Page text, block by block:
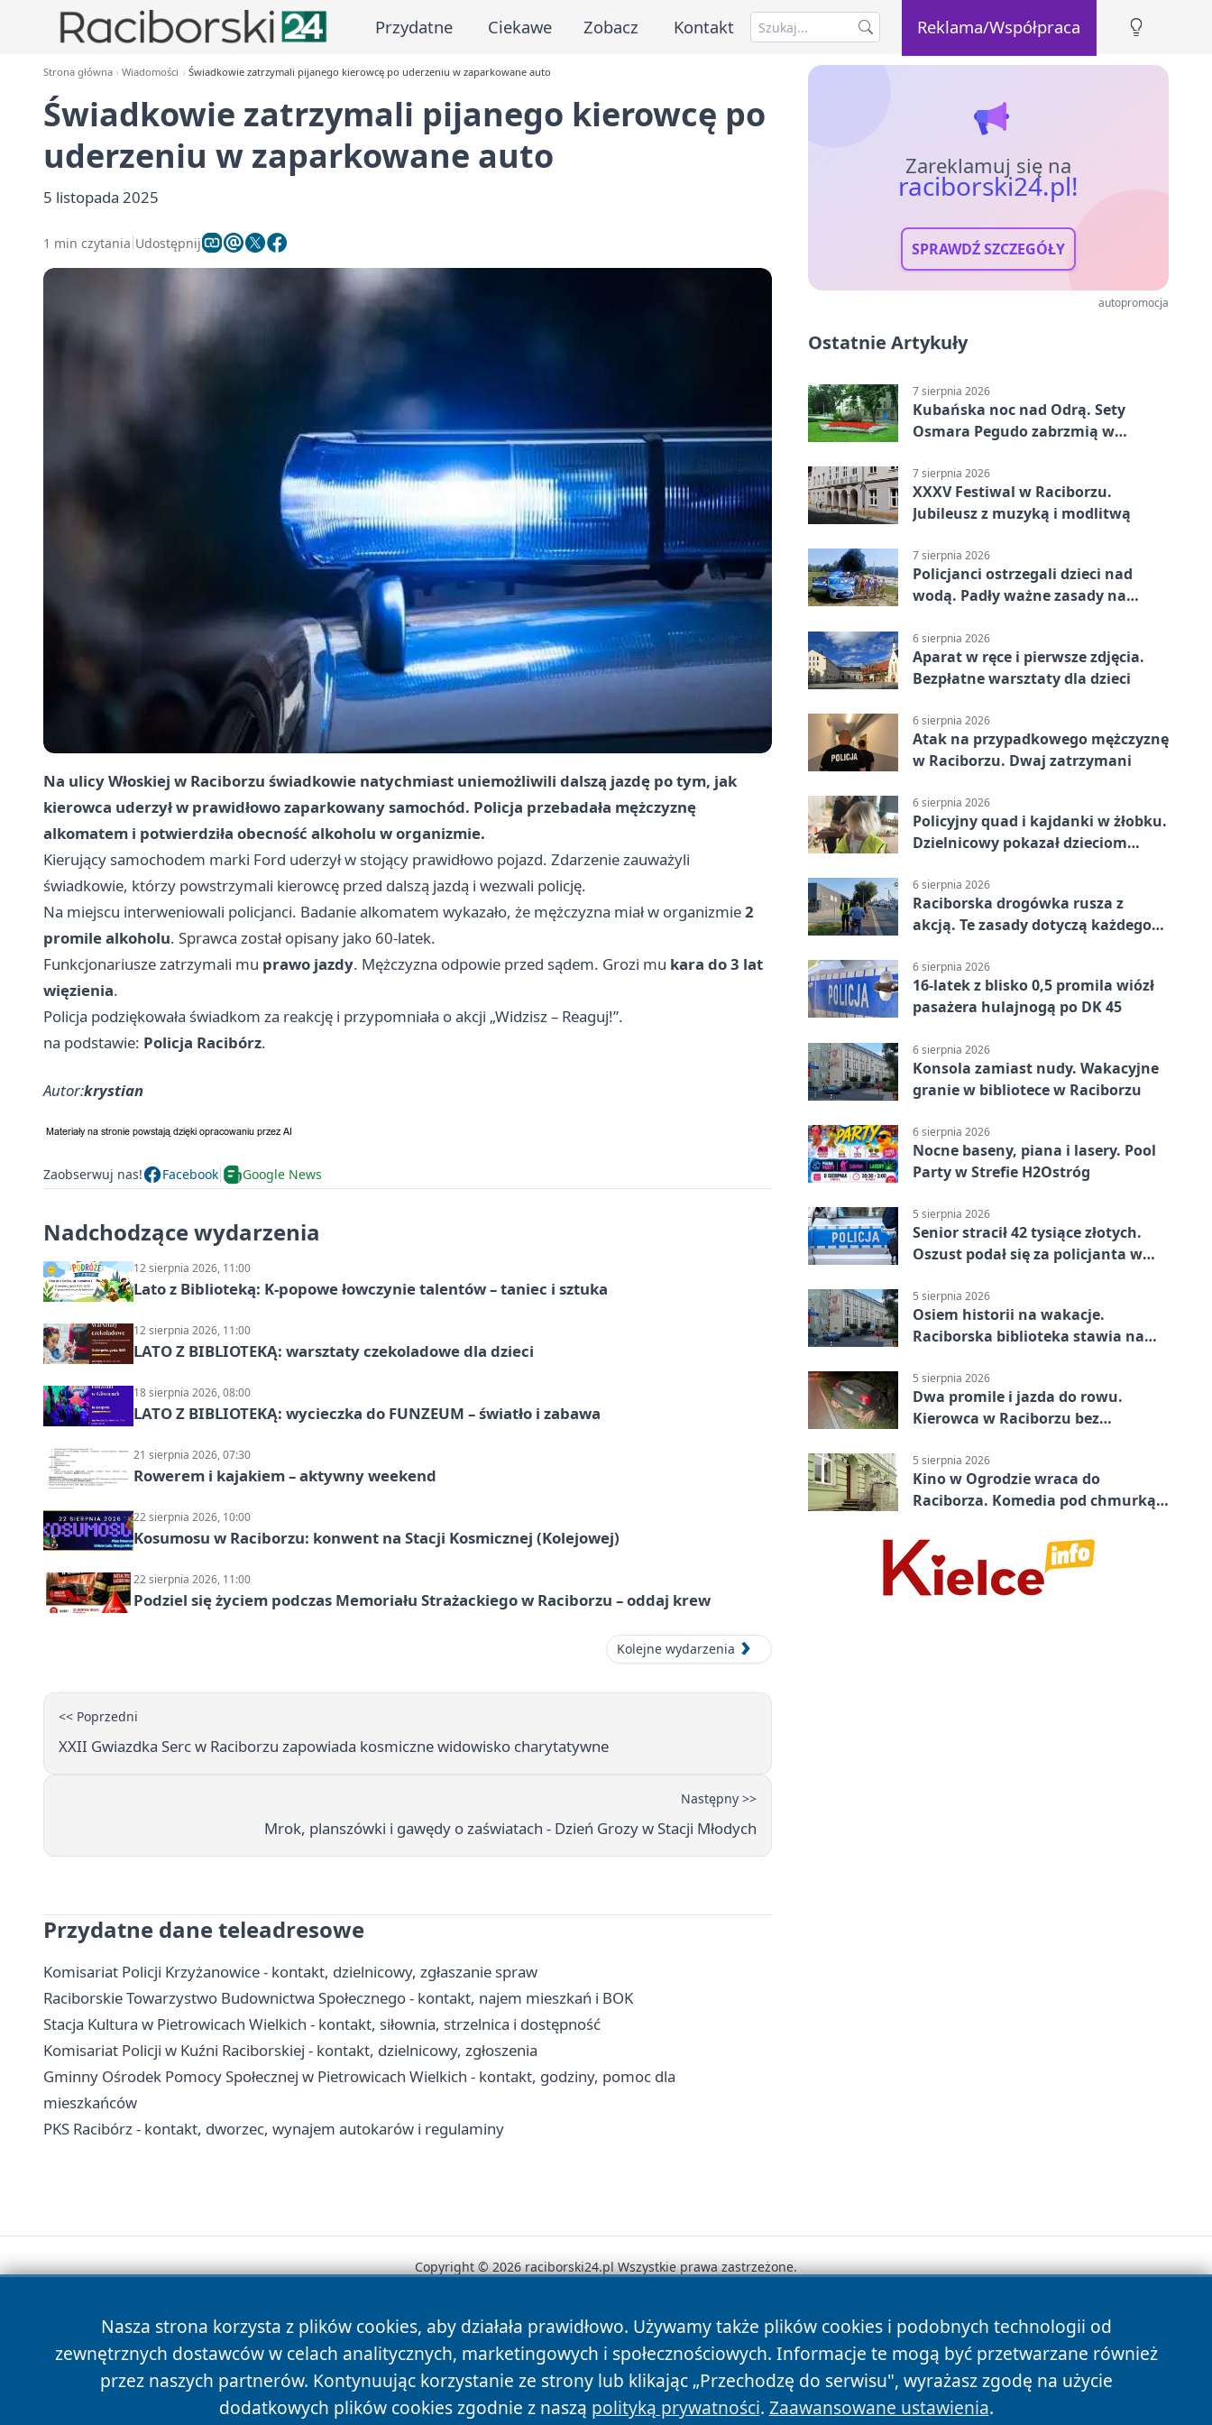
Przydatne Ciekawe Zobacz Kontakt Reklama/Współpraca
Strona główna Wiadomości Świadkowie zatrzymali pijanego kierowcę po uderzeniu w zaparkowane auto
Świadkowie zatrzymali pijanego kierowcę po
uderzeniu w zaparkowane auto
5 listopada 2025
1 min czytania Udostępnij
Na ulicy Włoskiej w Raciborzu świadkowie natychmiast uniemożliwili dalszą jazdę po tym, jak
kierowca uderzył w prawidłowo zaparkowany samochód. Policja przebadała mężczyznę
alkomatem i potwierdziła obecność alkoholu w organizmie.
Kierujący samochodem marki Ford uderzył w stojący prawidłowo pojazd. Zdarzenie zauważyli
świadkowie, którzy powstrzymali kierowcę przed dalszą jazdą i wezwali policję.
Na miejscu interweniowali policjanci. Badanie alkomatem wykazało, że mężczyzna miał w organizmie2
promile alkoholu. Sprawca został opisany jako 60-latek.
Funkcjonariusze zatrzymali mu prawo jazdy. Mężczyzna odpowie przed sądem. Grozi mu kara do 3 lat
więzienia.
Policja podziękowała świadkom za reakcję i przypomniała o akcji „Widzisz – Reaguj!”.
na podstawie: Policja Racibórz.
Autor:krystian
Zaobserwuj nas! Facebook Google News
Nadchodzące wydarzenia
12 sierpnia 2026, 11:00
Lato z Biblioteką: K-popowe łowczynie talentów – taniec i sztuka
12 sierpnia 2026, 11:00
LATO Z BIBLIOTEKĄ: warsztaty czekoladowe dla dzieci
18 sierpnia 2026, 08:00
LATO Z BIBLIOTEKĄ: wycieczka do FUNZEUM – światło i zabawa
21 sierpnia 2026, 07:30
Rowerem i kajakiem – aktywny weekend
22 sierpnia 2026, 10:00
Kosumosu w Raciborzu: konwent na Stacji Kosmicznej (Kolejowej)
22 sierpnia 2026, 11:00
Podziel się życiem podczas Memoriału Strażackiego w Raciborzu – oddaj krew
Kolejne wydarzenia
<< Poprzedni
XXII Gwiazdka Serc w Raciborzu zapowiada kosmiczne widowisko charytatywne
Następny >>
Mrok, planszówki i gawędy o zaświatach - Dzień Grozy w Stacji Młodych
Przydatne dane teleadresowe
Komisariat Policji Krzyżanowice - kontakt, dzielnicowy, zgłaszanie spraw
Raciborskie Towarzystwo Budownictwa Społecznego - kontakt, najem mieszkań i BOK
Stacja Kultura w Pietrowicach Wielkich - kontakt, siłownia, strzelnica i dostępność
Komisariat Policji w Kuźni Raciborskiej - kontakt, dzielnicowy, zgłoszenia
Gminny Ośrodek Pomocy Społecznej w Pietrowicach Wielkich - kontakt, godziny, pomoc dla
mieszkańców
PKS Racibórz - kontakt, dworzec, wynajem autokarów i regulaminy
Zareklamuj się na
raciborski24.pl!
SPRAWDŹ SZCZEGÓŁY
autopromocja
Ostatnie Artykuły
7 sierpnia 2026
Kubańska noc nad Odrą. Sety
Osmara Pegudo zabrzmią w
7 sierpnia 2026
XXXV Festiwal w Raciborzu.
Jubileusz z muzyką i modlitwą
7 sierpnia 2026
Policjanci ostrzegali dzieci nad
wodą. Padły ważne zasady na
6 sierpnia 2026
Aparat w ręce i pierwsze zdjęcia.
Bezpłatne warsztaty dla dzieci
6 sierpnia 2026
Atak na przypadkowego mężczyznę
w Raciborzu. Dwaj zatrzymani
6 sierpnia 2026
Policyjny quad i kajdanki w żłobku.
Dzielnicowy pokazał dzieciom
6 sierpnia 2026
Raciborska drogówka rusza z
akcją. Te zasady dotyczą każdego
6 sierpnia 2026
16-latek z blisko 0,5 promila wiózł
pasażera hulajnogą po DK 45
6 sierpnia 2026
Konsola zamiast nudy. Wakacyjne
granie w bibliotece w Raciborzu
6 sierpnia 2026
Nocne baseny, piana i lasery. Pool
Party w Strefie H2Ostróg
5 sierpnia 2026
Senior stracił 42 tysiące złotych.
Oszust podał się za policjanta w
5 sierpnia 2026
Osiem historii na wakacje.
Raciborska biblioteka stawia na
5 sierpnia 2026
Dwa promile i jazda do rowu.
Kierowca w Raciborzu bez
5 sierpnia 2026
Kino w Ogrodzie wraca do
Raciborza. Komedia pod chmurką
Nasza strona korzysta z plików cookies, aby działała prawidłowo. Używamy także plików cookies i podobnych technologii od
zewnętrznych dostawców w celach analitycznych, marketingowych i społecznościowych. Informacje te mogą być przetwarzane również
przez naszych partnerów. Kontynuując korzystanie ze strony lub klikając „Przechodzę do serwisu", wyrażasz zgodę na użycie
dodatkowych plików cookies zgodnie z naszą polityką prywatności. Zaawansowane ustawienia.
Copyright © 2026 raciborski24.pl Wszystkie prawa zastrzeżone.
News Autorzy Polityka Prywatności Polityka Cookies